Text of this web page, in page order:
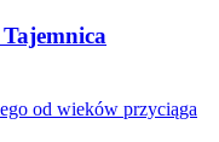
od wieków przyciąga